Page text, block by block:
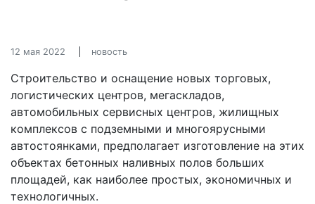
12 мая 2022 новость
Строительство и оснащение новых торговых,
логистических центров, мегаскладов,
автомобильных сервисных центров, жилищных
комплексов с подземными и многоярусными
автостоянками, предполагает изготовление на этих
объектах бетонных наливных полов больших
площадей, как наиболее простых, экономичных и
технологичных.